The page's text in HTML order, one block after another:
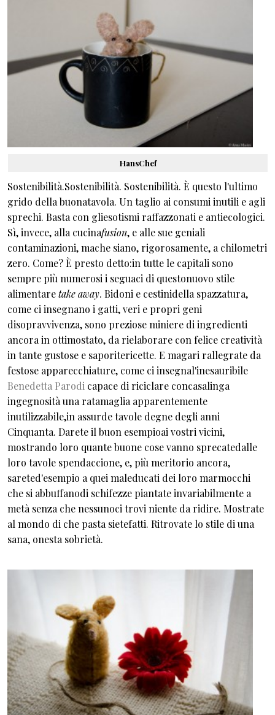
HansChef
Sostenibilità.Sostenibilità. Sostenibilità. È questo l'ultimo
grido della buonatavola. Un taglio ai consumi inutili e agli
sprechi. Basta con gliesotismi raffazzonati e antiecologici.
Sì, invece, alla cucinafusion, e alle sue geniali
contaminazioni, mache siano, rigorosamente, a chilometri
zero. Come? È presto detto:in tutte le capitali sono
sempre più numerosi i seguaci di questonuovo stile
alimentaretake away. Bidoni e cestinidella spazzatura,
come ci insegnano i gatti, veri e propri geni
disopravvivenza, sono preziose miniere di ingredienti
ancora in ottimostato, da rielaborare con felice creatività
in tante gustose e saporitericette. E magari rallegrate da
festose apparecchiature, come ci insegnal'inesauribile
Benedetta Parodi capace di riciclare concasalinga
ingegnosità una ratamaglia apparentemente
inutilizzabile,in assurde tavole degne degli anni
Cinquanta. Darete il buon esempioai vostri vicini,
mostrando loro quante buone cose vanno sprecatedalle
loro tavole spendaccione, e, più meritorio ancora,
sareted'esempio a quei maleducati dei loro marmocchi
che si abbuffanodi schifezze piantate invariabilmente a
metà senza che nessunoci trovi niente da ridire. Mostrate
al mondo di che pasta sietefatti. Ritrovate lo stile di una
sana, onesta sobrietà.